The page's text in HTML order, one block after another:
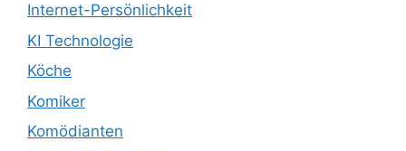
Internet-Persönlichkeit
KI Technologie
Köche
Komiker
Komödianten